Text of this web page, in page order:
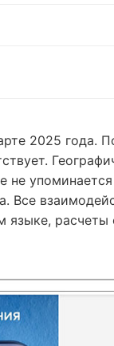
2025 года.
не
Все
языке,